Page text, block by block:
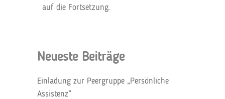
auf die Fortsetzung.
Neueste Beiträge
Einladung zur Peergruppe „Persönliche
Assistenz“